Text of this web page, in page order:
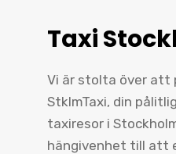
Taxi
Vi är stolta över att
StklmTaxi, din
taxiresor i
hängivenhet till att